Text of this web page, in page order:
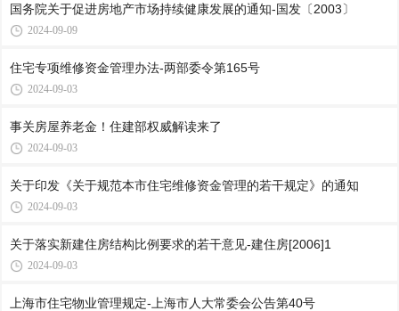
国务院关于促进房地产市场持续健康发展的通知-国发〔2003〕
2024-09-09
住宅专项维修资金管理办法-两部委令第165号
2024-09-03
事关房屋养老金！住建部权威解读来了
2024-09-03
关于印发《关于规范本市住宅维修资金管理的若干规定》的通知
2024-09-03
关于落实新建住房结构比例要求的若干意见-建住房[2006]1
2024-09-03
上海市住宅物业管理规定-上海市人大常委会公告第40号